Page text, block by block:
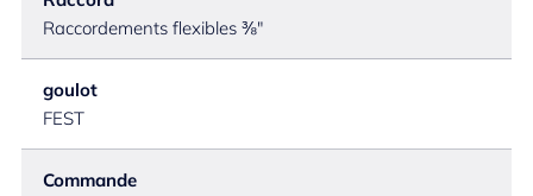
Raccordements flexibles ⅜"
goulot
FEST
Commande